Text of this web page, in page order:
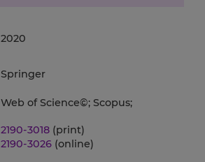
2020
Springer
Web of Science©; Scopus;
2190-3018 (print)
2190-3026 (online)